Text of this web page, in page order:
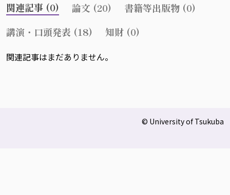
関連記事 (0) 論文 (20)
書籍等出版物 (0)
講演・口頭発表 (18)
知財 (0)
関連記事はまだありません。
© University of Tsukuba